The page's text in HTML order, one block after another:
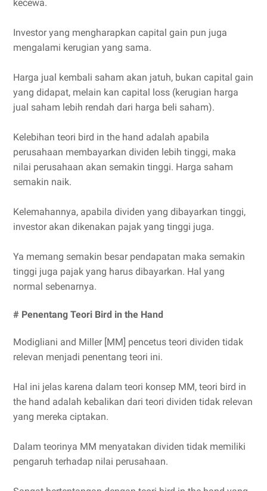
kecewa.
Investor yang mengharapkan capital gain pun juga
mengalami kerugian yang sama.
Harga jual kembali saham akan jatuh, bukan capital gain
yang didapat, melain kan capital loss (kerugian harga
jual saham lebih rendah dari harga beli saham).
Kelebihan teori bird in the hand adalah apabila
perusahaan membayarkan dividen lebih tinggi, maka
nilai perusahaan akan semakin tinggi. Harga saham
semakin naik.
Kelemahannya, apabila dividen yang dibayarkan tinggi,
investor akan dikenakan pajak yang tinggi juga.
Ya memang semakin besar pendapatan maka semakin
tinggi juga pajak yang harus dibayarkan. Hal yang
normal sebenarnya.
# Penentang Teori Bird in the Hand
Modigliani and Miller [MM] pencetus teori dividen tidak
relevan menjadi penentang teori ini.
Hal ini jelas karena dalam teori konsep MM, teori bird in
the hand adalah kebalikan dari teori dividen tidak relevan
yang mereka ciptakan.
Dalam teorinya MM menyatakan dividen tidak memiliki
pengaruh terhadap nilai perusahaan.